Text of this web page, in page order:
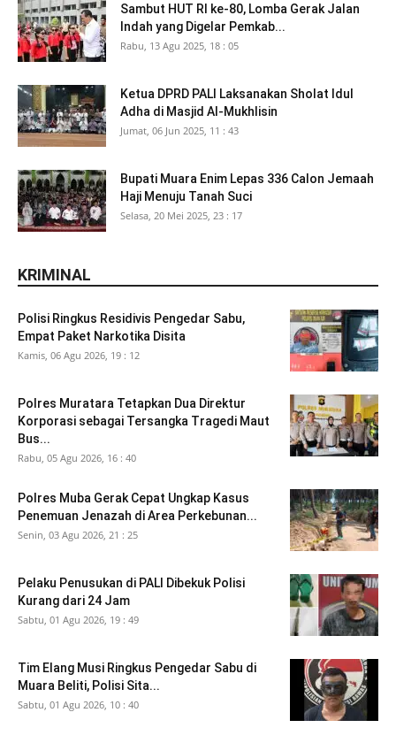
Sambut HUT RI ke-80, Lomba Gerak Jalan
Indah yang Digelar Pemkab...
Rabu, 13 Agu 2025, 18 : 05
Ketua DPRD PALI Laksanakan Sholat Idul
Adha di Masjid Al-Mukhlisin
Jumat, 06 Jun 2025, 11 : 43
Bupati Muara Enim Lepas 336 Calon Jemaah
Haji Menuju Tanah Suci
Selasa, 20 Mei 2025, 23 : 17
KRIMINAL
Polisi Ringkus Residivis Pengedar Sabu,
Empat Paket Narkotika Disita
Kamis, 06 Agu 2026, 19 : 12
Polres Muratara Tetapkan Dua Direktur
Korporasi sebagai Tersangka Tragedi Maut
Bus...
Rabu, 05 Agu 2026, 16 : 40
Polres Muba Gerak Cepat Ungkap Kasus
Penemuan Jenazah di Area Perkebunan...
Senin, 03 Agu 2026, 21 : 25
Pelaku Penusukan di PALI Dibekuk Polisi
Kurang dari 24 Jam
Sabtu, 01 Agu 2026, 19 : 49
Tim Elang Musi Ringkus Pengedar Sabu di
Muara Beliti, Polisi Sita...
Sabtu, 01 Agu 2026, 10 : 40